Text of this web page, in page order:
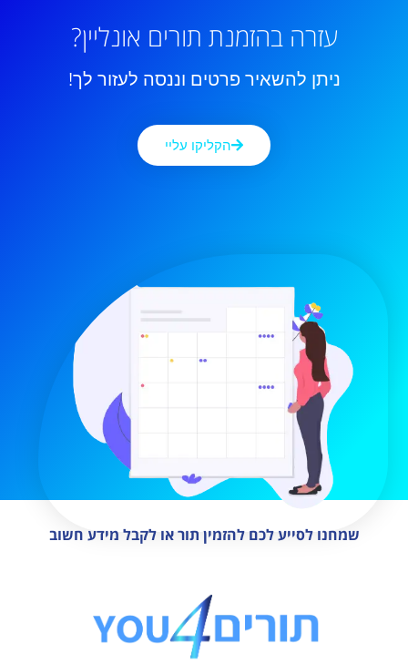
ניתן להשאיר פרטים וננסה לעזור לך!
הקליקו עליי
שמחנו לסייע לכם להזמין תור או לקבל מידע חשוב